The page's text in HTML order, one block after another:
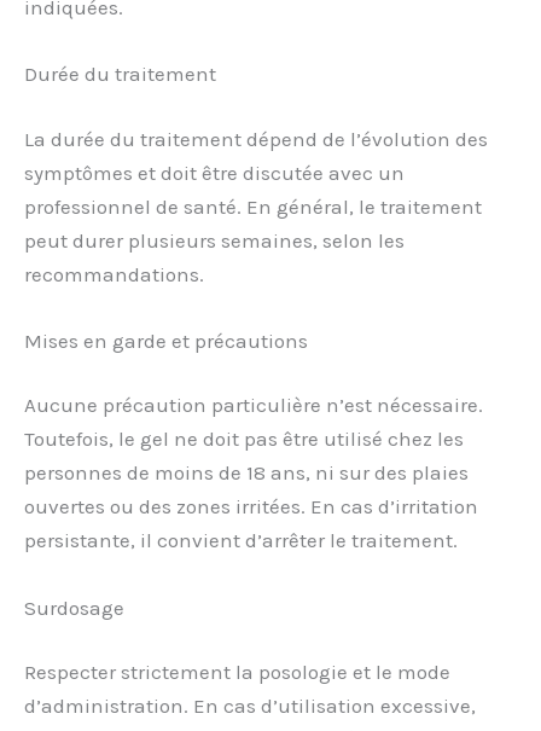
indiquées.
Durée du traitement
La durée du traitement dépend de l’évolution des
symptômes et doit être discutée avec un
professionnel de santé. En général, le traitement
peut durer plusieurs semaines, selon les
recommandations.
Mises en garde et précautions
Aucune précaution particulière n’est nécessaire.
Toutefois, le gel ne doit pas être utilisé chez les
personnes de moins de 18 ans, ni sur des plaies
ouvertes ou des zones irritées. En cas d’irritation
persistante, il convient d’arrêter le traitement.
Surdosage
Respecter strictement la posologie et le mode
d’administration. En cas d’utilisation excessive,